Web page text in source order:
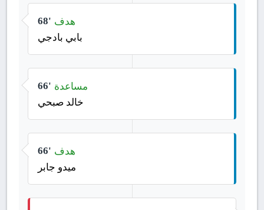
68' هدف
بابي بادجي
66' مساعدة
خالد صبحي
66' هدف
ميدو جابر